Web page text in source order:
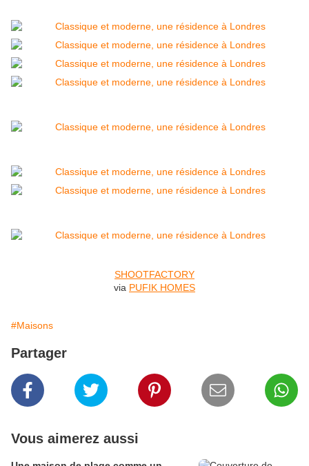
SHOOTFACTORY
via PUFIK HOMES
#Maisons
Partager
Vous aimerez aussi